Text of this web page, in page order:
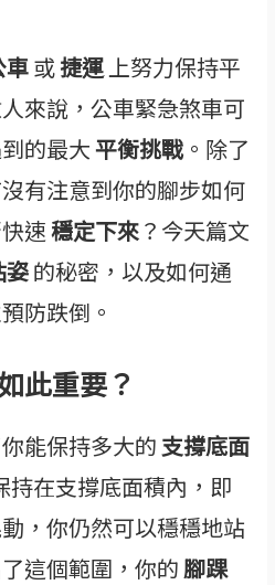
車或捷運 上努力保持平
來說，公車緊急煞車可
的最大平衡挑戰。除了
有注意到你的腳步如何
速穩定下來？今天篇文
姿的秘密，以及如何通
防跌倒。
此重要？
能保持多大的 支撐底面
持在支撐底面積內，即
，你仍然可以穩穩地站
這個範圍，你的 腳踝